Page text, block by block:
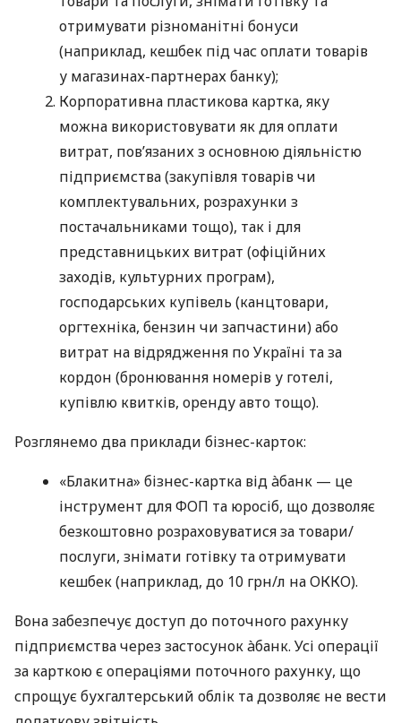
отримувати різноманітні бонуси
(наприклад, кешбек під час оплати товарів
у магазинах-партнерах банку);
Корпоративна пластикова картка, яку
можна використовувати як для оплати
витрат, пов’язаних з основною діяльністю
підприємства (закупівля товарів чи
комплектувальних, розрахунки з
постачальниками тощо), так і для
представницьких витрат (офіційних
заходів, культурних програм),
господарських купівель (канцтовари,
оргтехніка, бензин чи запчастини) або
витрат на відрядження по Україні та за
кордон (бронювання номерів у готелі,
купівлю квитків, оренду авто тощо).
Розглянемо два приклади бізнес-карток:
«Блакитна» бізнес-картка від àбанк — це
інструмент для ФОП та юросіб, що дозволяє
безкоштовно розраховуватися за товари/
послуги, знімати готівку та отримувати
кешбек (наприклад, до 10 грн/л на ОККО).
Вона забезпечує доступ до поточного рахунку
підприємства через застосунок àбанк. Усі операції
за карткою є операціями поточного рахунку, що
спрощує бухгалтерський облік та дозволяє не вести